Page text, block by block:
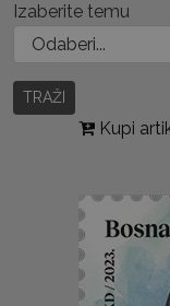
Izaberite temu
TRAŽI
Kupi